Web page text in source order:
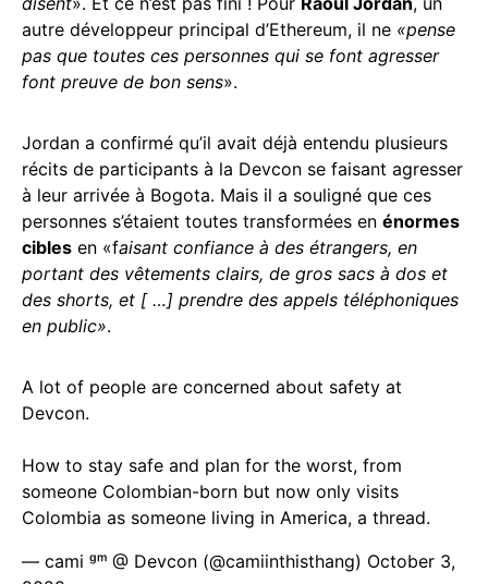
autre développeur principal d’Ethereum, il ne «pense
pas que toutes ces personnes qui se font agresser
font preuve de bon sens».
Jordan a confirmé qu’il avait déjà entendu plusieurs
récits de participants à la Devcon se faisant agresser
à leur arrivée à Bogota. Mais il a souligné que ces
personnes s’étaient toutes transformées en énormes
cibles en «faisant confiance à des étrangers, en
portant des vêtements clairs, de gros sacs à dos et
des shorts, et [ …] prendre des appels téléphoniques
en public».
A lot of people are concerned about safety at
Devcon.
How to stay safe and plan for the worst, from
someone Colombian-born but now only visits
Colombia as someone living in America, a thread.
— cami ᵍᵐ @ Devcon (@camiinthisthang) October 3,